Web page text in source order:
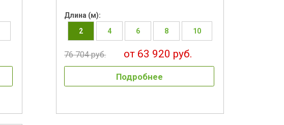
Длина (м):
2
4 6 8 10
76 704 руб. от 63 920 руб.
Подробнее